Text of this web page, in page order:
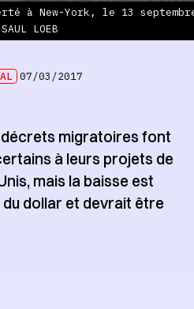
07/03/2017
à New-York, le 13
LOEB
décrets migratoires font
à leurs projets de
mais la baisse est
du dollar et devrait être